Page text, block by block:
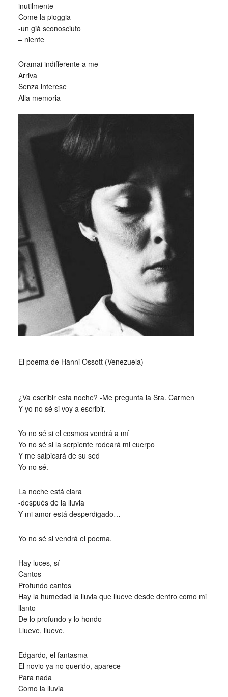
inutilmente
Come la pioggia
-un già sconosciuto
– niente
Oramai indifferente a me
Arriva
Senza interese
Alla memoria
El poema de Hanni Ossott (Venezuela)
¿Va escribir esta noche? -Me pregunta la Sra. Carmen
Y yo no sé si voy a escribir.
Yo no sé si el cosmos vendrá a mí
Yo no sé si la serpiente rodeará mi cuerpo
Y me salpicará de su sed
Yo no sé.
La noche está clara
-después de la lluvia
Y mi amor está desperdigado…
Yo no sé si vendrá el poema.
Hay luces, sí
Cantos
Profundo cantos
Hay la humedad la lluvia que llueve desde dentro como mi
llanto
De lo profundo y lo hondo
Llueve, llueve.
Edgardo, el fantasma
El novio ya no querido, aparece
Para nada
Como la lluvia